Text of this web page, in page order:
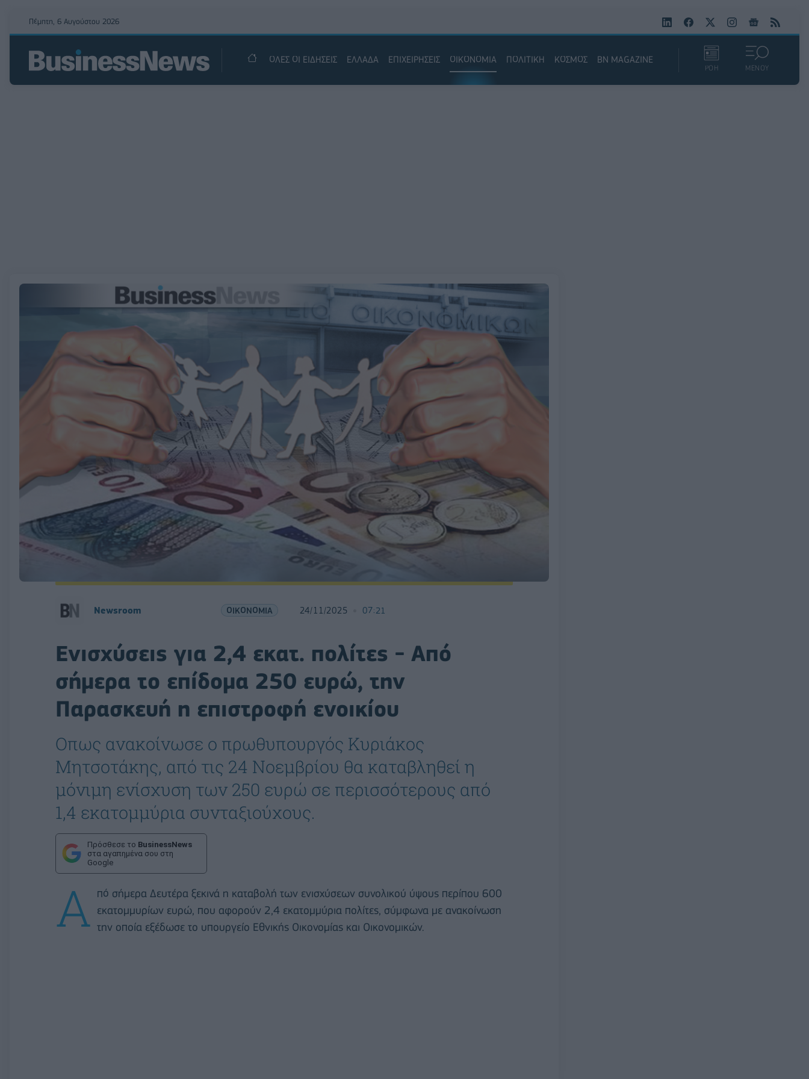
Πέμπτη, 6 Αυγούστου 2026
ΟΛΕΣ ΟΙ ΕΙΔΗΣΕΙΣ ΕΛΛΑΔΑ ΕΠΙΧΕΙΡΗΣΕΙΣ ΟΙΚΟΝΟΜΙΑ ΠΟΛΙΤΙΚΗ ΚΟΣΜΟΣ BN MAGAZINE
ΡΟΗ ΜΕΝΟΥ
Newsroom ΟΙΚΟΝΟΜΙΑ 24/11/2025 07:21
Ενισχύσεις για 2,4 εκατ. πολίτες - Από
σήμερα το επίδομα 250 ευρώ, την
Παρασκευή η επιστροφή ενοικίου
Οπως ανακοίνωσε ο πρωθυπουργός Κυριάκος
Μητσοτάκης, από τις 24 Νοεμβρίου θα καταβληθεί η
μόνιμη ενίσχυση των 250 ευρώ σε περισσότερους από
1,4 εκατομμύρια συνταξιούχους.
Πρόσθεσε το BusinessNews
στα αγαπημένα σου στη
Google
Α πό σήμερα Δευτέρα ξεκινά η καταβολή των ενισχύσεων συνολικού ύψους περίπου 600
εκατομμυρίων ευρώ, που αφορούν 2,4 εκατομμύρια πολίτες, σύμφωνα με ανακοίνωση
την οποία εξέδωσε το υπουργείο Εθνικής Οικονομίας και Οικονομικών.